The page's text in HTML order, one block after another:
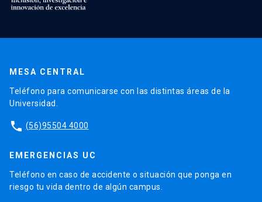
MESA CENTRAL
Teléfono para comunicarse con las distintas áreas de la
Universidad.
phone (56)95504 4000
EMERGENCIAS UC
Teléfono en caso de accidente o situación que ponga en
riesgo tu vida dentro de algún campus.